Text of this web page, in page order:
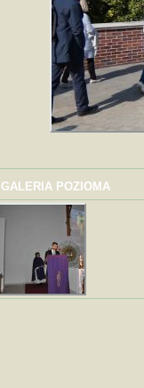
GALERIA POZIOMA